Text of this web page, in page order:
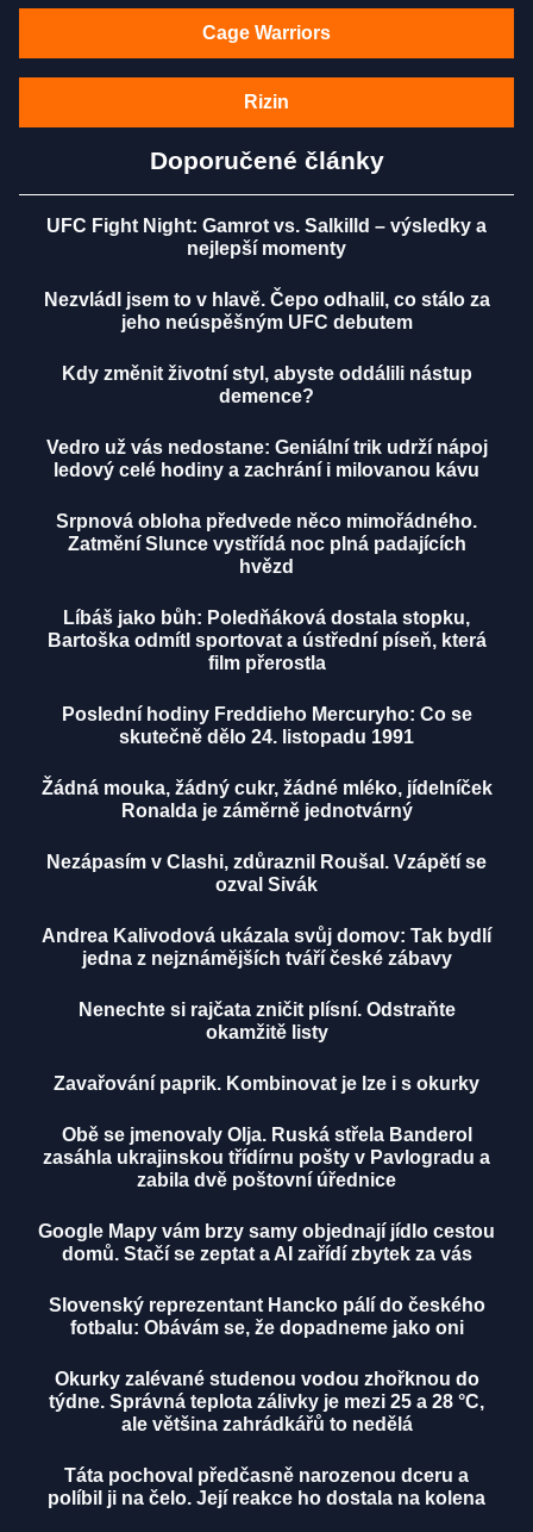
Cage Warriors
Rizin
Doporučené články
UFC Fight Night: Gamrot vs. Salkilld – výsledky a
nejlepší momenty
Nezvládl jsem to v hlavě. Čepo odhalil, co stálo za
jeho neúspěšným UFC debutem
Kdy změnit životní styl, abyste oddálili nástup
demence?
Vedro už vás nedostane: Geniální trik udrží nápoj
ledový celé hodiny a zachrání i milovanou kávu
Srpnová obloha předvede něco mimořádného.
Zatmění Slunce vystřídá noc plná padajících
hvězd
Líbáš jako bůh: Poledňáková dostala stopku,
Bartoška odmítl sportovat a ústřední píseň, která
film přerostla
Poslední hodiny Freddieho Mercuryho: Co se
skutečně dělo 24. listopadu 1991
Žádná mouka, žádný cukr, žádné mléko, jídelníček
Ronalda je záměrně jednotvárný
Nezápasím v Clashi, zdůraznil Roušal. Vzápětí se
ozval Sivák
Andrea Kalivodová ukázala svůj domov: Tak bydlí
jedna z nejznámějších tváří české zábavy
Nenechte si rajčata zničit plísní. Odstraňte
okamžitě listy
Zavařování paprik. Kombinovat je lze i s okurky
Obě se jmenovaly Olja. Ruská střela Banderol
zasáhla ukrajinskou třídírnu pošty v Pavlogradu a
zabila dvě poštovní úřednice
Google Mapy vám brzy samy objednají jídlo cestou
domů. Stačí se zeptat a AI zařídí zbytek za vás
Slovenský reprezentant Hancko pálí do českého
fotbalu: Obávám se, že dopadneme jako oni
Okurky zalévané studenou vodou zhořknou do
týdne. Správná teplota zálivky je mezi 25 a 28 °C,
ale většina zahrádkářů to nedělá
Táta pochoval předčasně narozenou dceru a
políbil ji na čelo. Její reakce ho dostala na kolena